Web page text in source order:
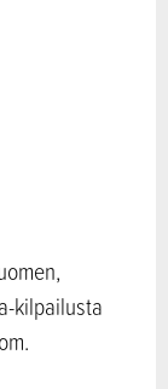
kilpailusta